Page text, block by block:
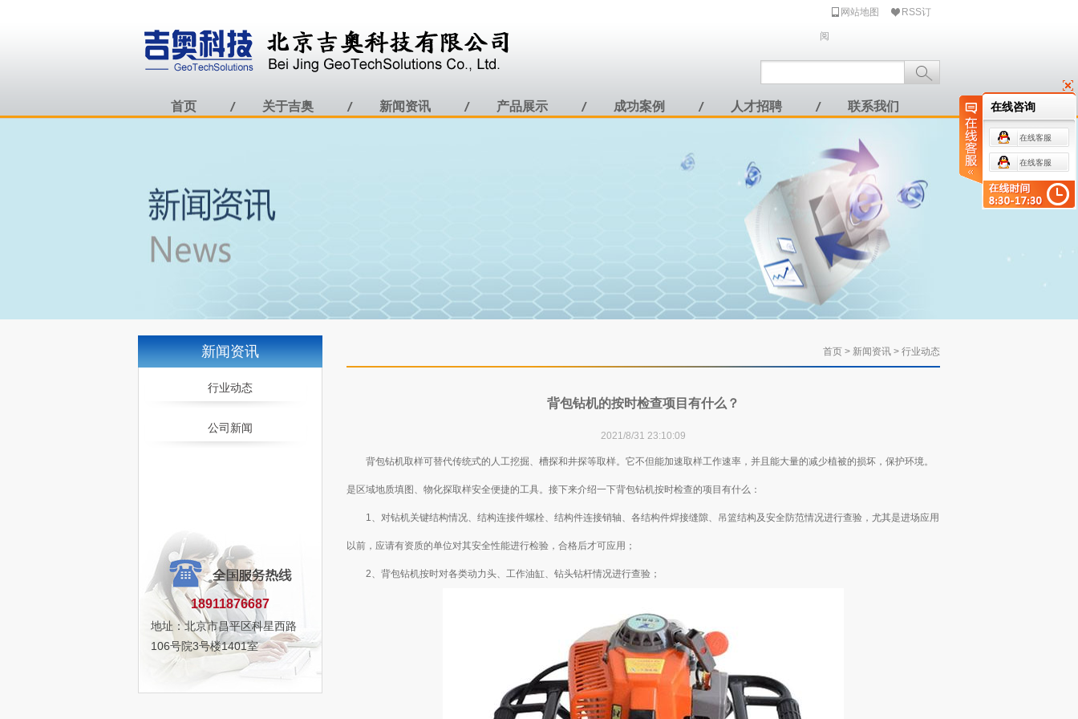
网站地图 RSS订
阅
首页 关于吉奥 新闻资讯 产品展示 成功案例 人才招聘 联系我们
新闻资讯
行业动态
公司新闻
18911876687
地址：北京市昌平区科星西路
106号院3号楼1401室
首页 > 新闻资讯 > 行业动态
背包钻机的按时检查项目有什么？
2021/8/31 23:10:09
背包钻机取样可替代传统式的人工挖掘、槽探和井探等取样。它不但能加速取样工作速率，并且能大量的减少植被的损坏，保护环境。
是区域地质填图、物化探取样安全便捷的工具。接下来介绍一下背包钻机按时检查的项目有什么：
1、对钻机关键结构情况、结构连接件螺栓、结构件连接销轴、各结构件焊接缝隙、吊篮结构及安全防范情况进行查验，尤其是进场应用
以前，应请有资质的单位对其安全性能进行检验，合格后才可应用；
2、背包钻机按时对各类动力头、工作油缸、钻头钻杆情况进行查验；
在线咨询
在线客服
在线客服